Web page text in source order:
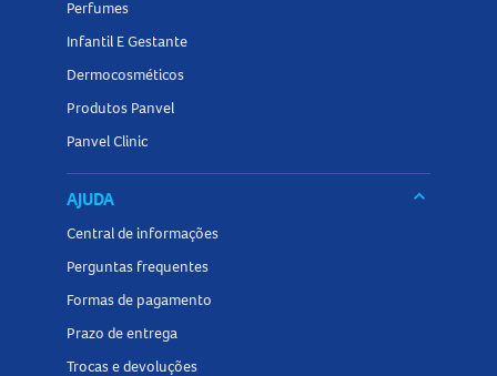
Perfumes
Infantil E Gestante
Dermocosméticos
Produtos Panvel
Panvel Clinic
AJUDA keyboard_arrow_down
Central de informações
Perguntas frequentes
Formas de pagamento
Prazo de entrega
Trocas e devoluções